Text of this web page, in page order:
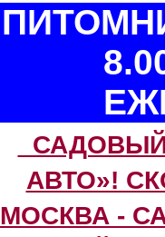
АВТО»!
МОСКВА -